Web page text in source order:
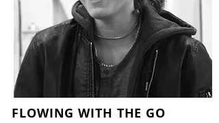
FLOWING WITH THE GO